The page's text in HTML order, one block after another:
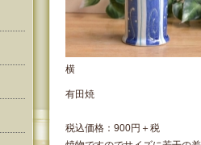
横
有田焼
税込価格：900円＋税